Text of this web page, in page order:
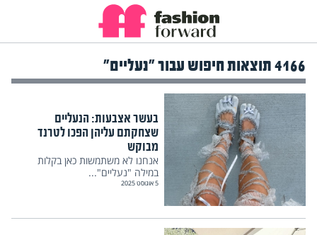
4166 תוצאות חיפוש עבור "נעליים"
בעשר אצבעות: הנעליים
שצחקתם עליהן הפכו לטרנד
מבוקש
אנחנו לא משתמשות כאן בקלות
במילה "נעליים"...
5 אוגוסט 2025